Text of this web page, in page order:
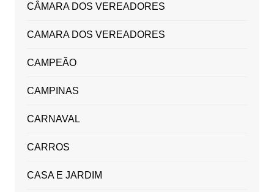
CÂMARA DOS VEREADORES
CAMARA DOS VEREADORES
CAMPEÃO
CAMPINAS
CARNAVAL
CARROS
CASA E JARDIM